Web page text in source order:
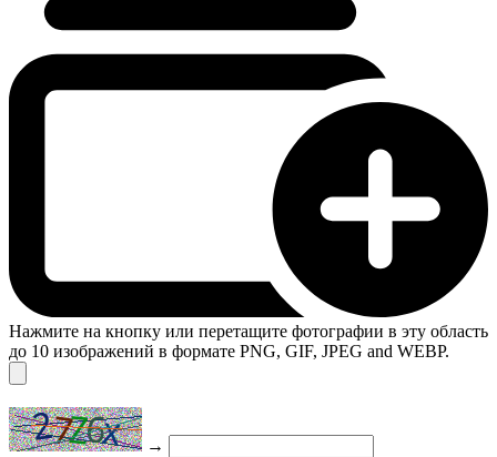
Нажмите на кнопку или перетащите фотографии в эту область
до 10 изображений в формате PNG, GIF, JPEG and WEBP.
→